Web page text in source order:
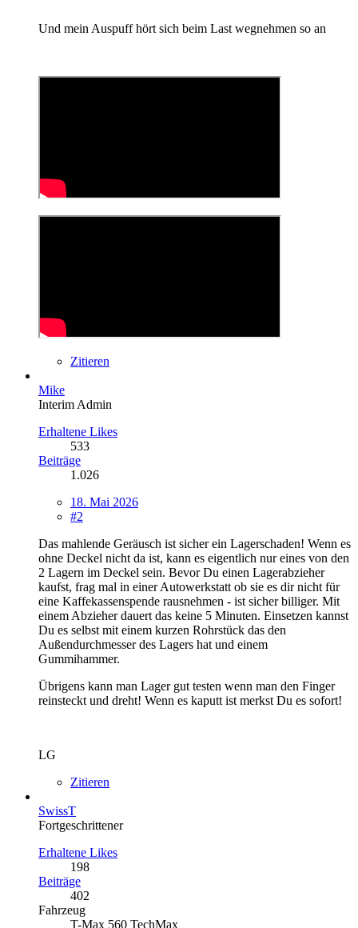
Und mein Auspuff hört sich beim Last wegnehmen so an
Zitieren
Mike
Interim Admin
Erhaltene Likes
533
Beiträge
1.026
18. Mai 2026
#2
Das mahlende Geräusch ist sicher ein Lagerschaden! Wenn es
ohne Deckel nicht da ist, kann es eigentlich nur eines von den
2 Lagern im Deckel sein. Bevor Du einen Lagerabzieher
kaufst, frag mal in einer Autowerkstatt ob sie es dir nicht für
eine Kaffekassenspende rausnehmen - ist sicher billiger. Mit
einem Abzieher dauert das keine 5 Minuten. Einsetzen kannst
Du es selbst mit einem kurzen Rohrstück das den
Außendurchmesser des Lagers hat und einem
Gummihammer.
Übrigens kann man Lager gut testen wenn man den Finger
reinsteckt und dreht! Wenn es kaputt ist merkst Du es sofort!
LG
Zitieren
SwissT
Fortgeschrittener
Erhaltene Likes
198
Beiträge
402
Fahrzeug
T-Max 560 TechMax